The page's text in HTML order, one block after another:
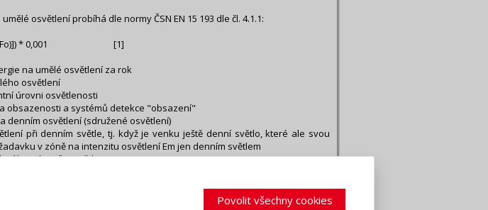
Povolit všechny cookies
osvětlení probíhá dle normy ČSN EN 15 193 dle čl. 4.1.1:
+ ( tN * Fo)]) * 0,001 [1]
na umělé osvětlení za rok
osvětlení
úrovni osvětlenosti
obsazenosti a systémů detekce "obsazení"
denním osvětlení (sdružené osvětlení)
při denním světle, tj. když je venku ještě denní světlo, které ale svou
v zóně na intenzitu osvětlení Em jen denním světlem
bez denního světla, tj. za tmy
hodnota, kterou buď to známe a zadáme přímo, nebo odvozujeme od